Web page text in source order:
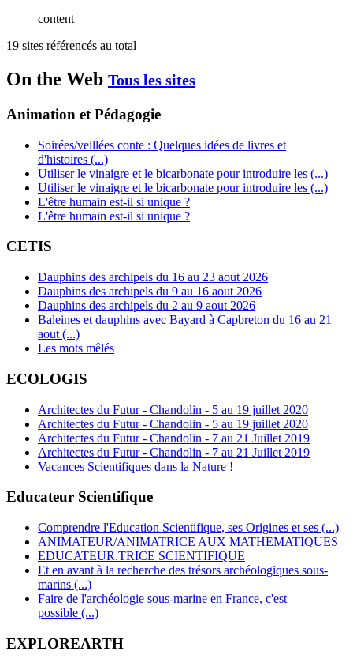
content
19 sites référencés au total
On the Web Tous les sites
Animation et Pédagogie
Soirées/veillées conte : Quelques idées de livres et
d'histoires (...)
Utiliser le vinaigre et le bicarbonate pour introduire les (...)
Utiliser le vinaigre et le bicarbonate pour introduire les (...)
L'être humain est-il si unique ?
L'être humain est-il si unique ?
CETIS
Dauphins des archipels du 16 au 23 aout 2026
Dauphins des archipels du 9 au 16 aout 2026
Dauphins des archipels du 2 au 9 aout 2026
Baleines et dauphins avec Bayard à Capbreton du 16 au 21
aout (...)
Les mots mêlés
ECOLOGIS
Architectes du Futur - Chandolin - 5 au 19 juillet 2020
Architectes du Futur - Chandolin - 5 au 19 juillet 2020
Architectes du Futur - Chandolin - 7 au 21 Juillet 2019
Architectes du Futur - Chandolin - 7 au 21 Juillet 2019
Vacances Scientifiques dans la Nature !
Educateur Scientifique
Comprendre l'Education Scientifique, ses Origines et ses (...)
ANIMATEUR/ANIMATRICE AUX MATHEMATIQUES
EDUCATEUR.TRICE SCIENTIFIQUE
Et en avant à la recherche des trésors archéologiques sous-
marins (...)
Faire de l'archéologie sous-marine en France, c'est
possible (...)
EXPLOREARTH